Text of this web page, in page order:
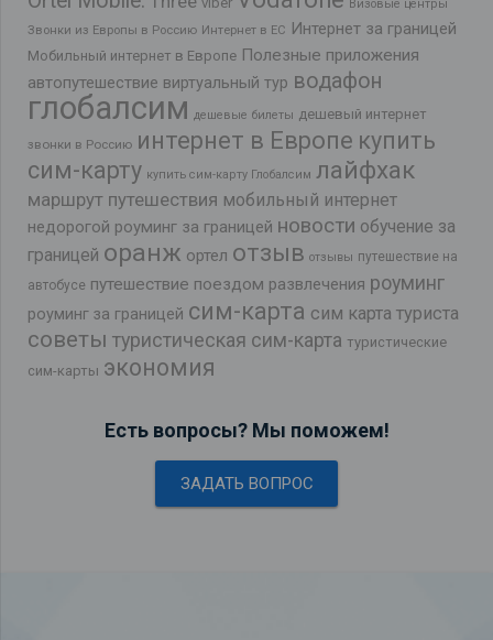
Визовые центры
Звонки из Европы в Россию Интернет в ЕС Интернет за границей
Мобильный интернет в Европе Полезные приложения
автопутешествие виртуальный тур водафон
глобалсим дешевые билеты дешевый интернет
звонки в Россию интернет в Европе купить
сим-карту купить сим-карту Глобалсим лайфхак
маршрут путешествия мобильный интернет
недорогой роуминг за границей новости обучение за
границей оранж ортел отзыв отзывы путешествие на
автобусе путешествие поездом развлечения роуминг
роуминг за границей сим-карта сим карта туриста
советы туристическая сим-карта туристические
сим-карты экономия
Есть вопросы? Мы поможем!
ЗАДАТЬ ВОПРОС